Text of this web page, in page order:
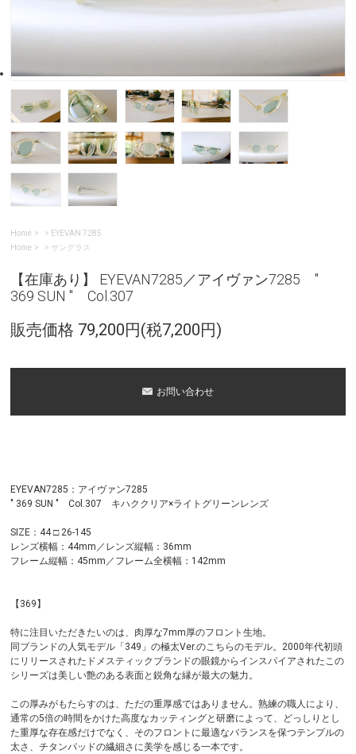
Home > EYEVAN 7285
Home
> サングラス
【在庫あり】 EYEVAN7285／アイヴァン7285 "
369 SUN " Col.307
販売価格 79,200円(税7,200円)
お問い合わせ
EYEVAN7285：アイヴァン7285
" 369 SUN " Col.307 キハククリア×ライトグリーンレンズ
SIZE：44 □ 26-145
レンズ横幅：44mm／レンズ縦幅：36mm
フレーム縦幅：45mm／フレーム全横幅：142mm
【369】
特に注目いただきたいのは、肉厚な7mm厚のフロント生地。
同ブランドの人気モデル「349」の極太Ver.のこちらのモデル。2000年代初頭
にリリースされたドメスティックブランドの眼鏡からインスパイアされたこの
シリーズは美しい艶のある表面と鋭角な縁が最大の魅力。
この厚みがもたらすのは、ただの重厚感ではありません。熟練の職人により、
通常の5倍の時間をかけた高度なカッティングと研磨によって、どっしりとし
た重厚な存在感だけでなく、そのフロントに最適なバランスを保つテンプルの
太さ、チタンパッドの繊細さに美学を感じる一本です。